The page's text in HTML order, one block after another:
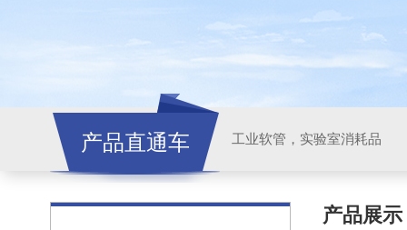
产品直通车 工业软管，实验室消耗品
产品展示